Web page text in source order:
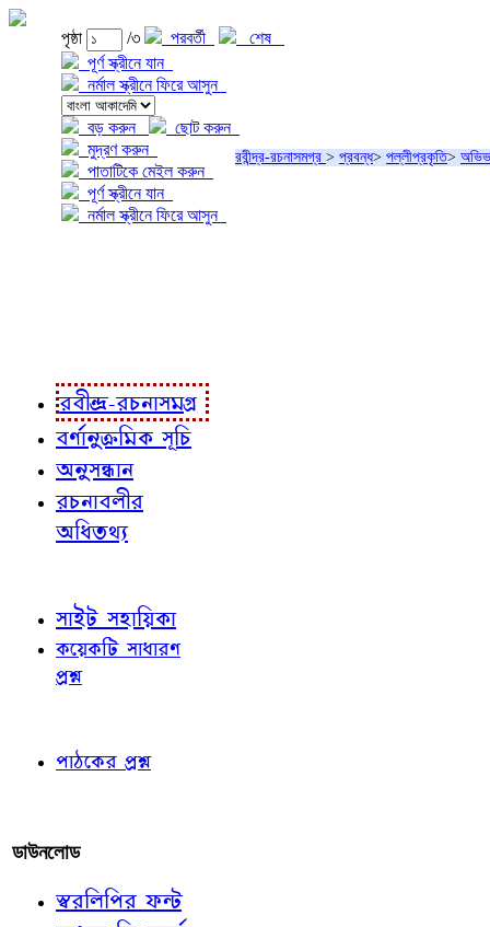
পৃষ্ঠা /৩ পরবর্তী
শেষ
পূর্ণ স্ক্রীনে যান
নর্মাল স্ক্রীনে ফিরে আসুন
বড় করুন
ছোট করুন
মুদ্রণ করুন
পাতাটিকে মেইল করুন
পূর্ণ স্ক্রীনে যান
নর্মাল স্ক্রীনে ফিরে আসুন
রবীন্দ্র-রচনাসমগ্র > প্রবন্ধ> পল্লীপ্রকৃতি>
রবীন্দ্র-রচনাসমগ্র
বর্ণানুক্রমিক সূচি
অনুসন্ধান
রচনাবলীর
অধিতথ্য
সাইট সহায়িকা
কয়েকটি সাধারণ
প্রশ্ন
পাঠকের প্রশ্ন
ডাউনলোড
স্বরলিপির ফন্ট